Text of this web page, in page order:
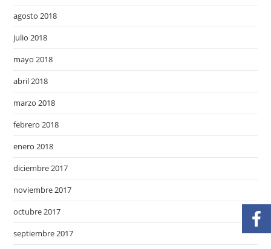
agosto 2018
julio 2018
mayo 2018
abril 2018
marzo 2018
febrero 2018
enero 2018
diciembre 2017
noviembre 2017
octubre 2017
septiembre 2017